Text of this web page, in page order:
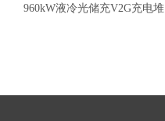
960kW液冷光储充V2G充电堆